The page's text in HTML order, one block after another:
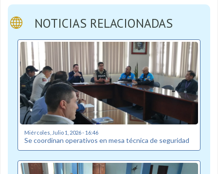
NOTICIAS RELACIONADAS
Miércoles, Julio 1, 2026 - 16:46
Se coordinan operativos en mesa técnica de seguridad